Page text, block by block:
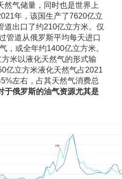
然气储量，同时也是世界上
年，该国生产了7620亿立
道出口了约210亿立方米。仅
管道从俄罗斯平均每天进口
，或全年约1400亿立方米。
米以液化天然气的形式输
亿立方米液化天然气占2021
左右，占其天然气消费总
于俄罗斯的油气资源尤其是